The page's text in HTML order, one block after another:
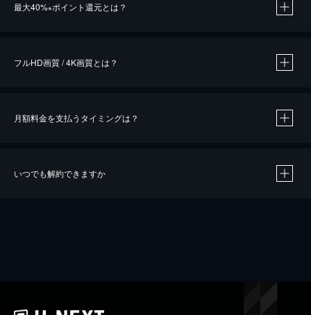
最大40%※ポイント還元とは？
※40％ポイント還元の対象は、クレジットカード決済による作品の購入 / レンタルです。
iOSアプリのUコイン決済による作品の購入 / レンタルは、20％のポイント還元です。
フルHD画質 / 4K画質とは？
月額料金を支払うタイミングは？
いつでも解約できますか